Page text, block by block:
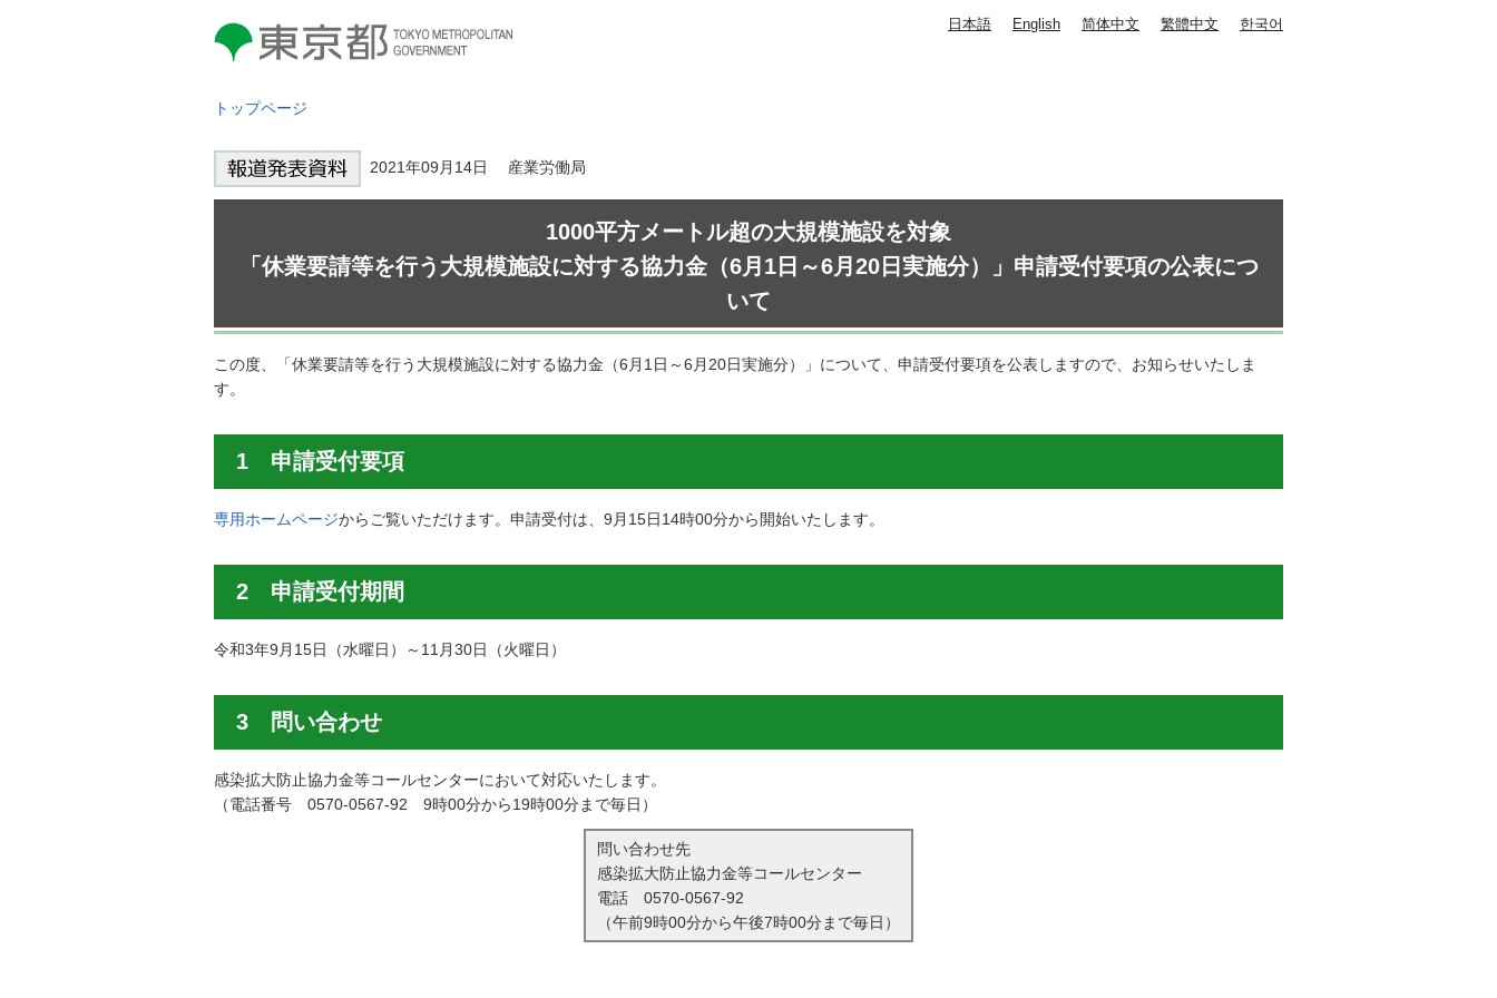
東京都 TOKYO METROPOLITAN
GOVERNMENT
日本語 English 简体中文 繁體中文 한국어
トップページ
2021年09月14日 産業労働局
1000平方メートル超の大規模施設を対象
「休業要請等を行う大規模施設に対する協力金（6月1日～6月20日実施分）」申請受付要項の公表につ
いて
この度、「休業要請等を行う大規模施設に対する協力金（6月1日～6月20日実施分）」について、申請受付要項を公表しますので、お知らせいたしま
す。
1 申請受付要項
専用ホームページからご覧いただけます。申請受付は、9月15日14時00分から開始いたします。
2 申請受付期間
令和3年9月15日（水曜日）～11月30日（火曜日）
3 問い合わせ
感染拡大防止協力金等コールセンターにおいて対応いたします。
（電話番号 0570-0567-92 9時00分から19時00分まで毎日）
問い合わせ先
感染拡大防止協力金等コールセンター
電話 0570-0567-92
（午前9時00分から午後7時00分まで毎日）